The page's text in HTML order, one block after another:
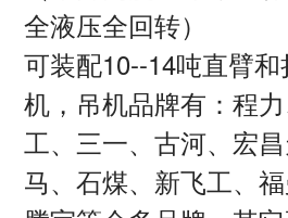
全液压全回转）
可装配10--14吨直臂
机，吊机品牌有：程
工、三一、古河、宏
马、石煤、新飞工、福